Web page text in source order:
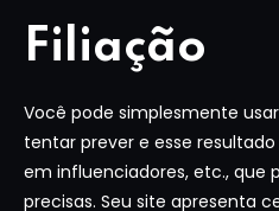
Filiação
Você pode simplesmente
tentar prever e esse
em influenciadores, etc., que
precisas. Seu site apresenta